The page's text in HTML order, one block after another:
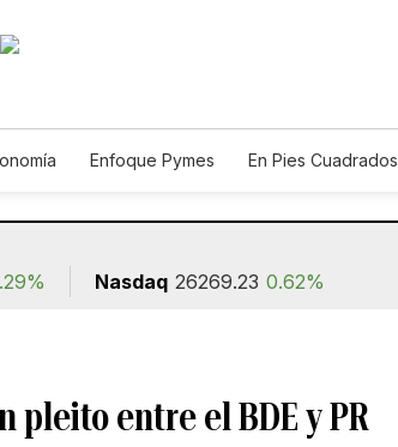
Enfoque Pymes En Pies Cuadrados
Nasdaq 26269.23 0.62%
entre el BDE y PR